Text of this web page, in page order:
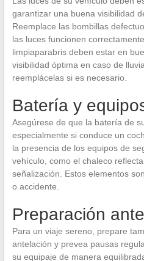
garantizar una buena visibilidad
Reemplace las bombillas
las luces funcionen
limpiaparabris deben estar en
visibilidad óptima en caso de
reemplácelas si es necesario.
Batería y
Asegúrese de que la batería de
especialmente si conduce un
la presencia de los equipos de
vehículo, como el chaleco
señalización. Estos elementos
o accidente.
Preparación
Para un viaje sereno, prepare
antelación y prevea pausas
su equipaje de manera